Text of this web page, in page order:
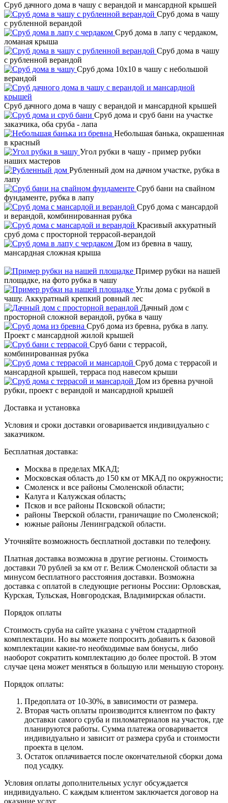
Сруб дачного дома в чашу с верандой и мансардной крышей
Сруб дома в чашу
с рубленной верандой
Сруб дома в лапу с чердаком,
ломаная крыша
Сруб дома в чашу
с рубленной верандой
Сруб дома 10х10 в чашу с небольшой
верандой
Сруб дачного дома в чашу с верандой и мансардной крышей
Сруб дома и сруб бани на участке
заказчика, оба сруба - лапа
Небольшая банька, окрашенная
в красный
Угол рубки в чашу - пример рубки
наших мастеров
Рубленный дом на дачном участке, рубка в
лапу
Сруб бани на свайном
фундаменте, рубка в лапу
Сруб дома с мансардой
и верандой, комбинированная рубка
Красивый аккуратный
сруб дома с просторной террасой-верандой
Дом из бревна в чашу,
мансардная сложная крыша
Пример рубки на нашей
площадке, на фото рубка в чашу
Углы дома с рубкой в
чашу. Аккуратный крепкий ровный лес
Дачный дом с
просторной сложной верандой, рубка в чашу
Сруб дома из бревна, рубка в лапу.
Проект с мансардной жилой крышей
Сруб бани с террасой,
комбинированная рубка
Сруб дома с террасой и
мансардной крышей, терраса под навесом крыши
Дом из бревна ручной
рубки, проект с верандой и мансардной крышей
Доставка и установка
Условия и сроки доставки оговаривается индивидуально с
заказчиком.
Бесплатная доставка:
Москва в пределах МКАД;
Московская область до 150 км от МКАД по окружности;
Смоленск и все районы Смоленской области;
Калуга и Калужская область;
Псков и все районы Псковской области;
районы Тверской области, граничащие по Смоленской;
южные районы Ленинградской области.
Уточняйте возможность бесплатной доставки по телефону.
Платная доставка возможна в другие регионы. Стоимость
доставки 70 рублей за км от г. Велиж Смоленской области за
минусом бесплатного расстояния доставки. Возможна
доставка с оплатой в следующие регионы России: Орловская,
Курская, Тульская, Новгородская, Владимирская области.
Порядок оплаты
Стоимость сруба на сайте указана с учётом стадартной
комплектации. Но вы можете попросить добавить к базовой
комплектации какие-то необходимые вам бонусы, либо
наоборот сократить комплектацию до более простой. В этом
случае цена может меняться в большую или меньшую сторону.
Порядок оплаты:
Предоплата от 10-30%, в зависимости от размера.
Вторая часть оплаты производится клиентом по факту
доставки самого сруба и пиломатериалов на участок, где
планируются работы. Сумма платежа оговаривается
индивидуально и зависит от размера сруба и стоимости
проекта в целом.
Остаток оплачивается после окончательной сборки дома
под усадку.
Условия оплаты дополнительных услуг обсуждается
индивидуально. С каждым клиентом заключается договор на
оказание услуг.